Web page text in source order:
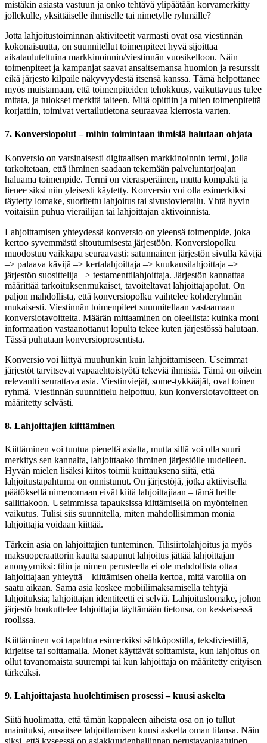
mistäkin asiasta vastuun ja onko tehtävä ylipäätään korvamerkitty
jollekulle, yksittäiselle ihmiselle tai nimetylle ryhmälle?
Jotta lahjoitustoiminnan aktiviteetit varmasti ovat osa viestinnän
kokonaisuutta, on suunnitellut toimenpiteet hyvä sijoittaa
aikataulutettuina markkinoinnin/viestinnän vuosikelloon. Näin
toimenpiteet ja kampanjat saavat ansaitsemansa huomion ja resurssit
eikä järjestö kilpaile näkyvyydestä itsensä kanssa. Tämä helpottanee
myös muistamaan, että toimenpiteiden tehokkuus, vaikuttavuus tulee
mitata, ja tulokset merkitä talteen. Mitä opittiin ja miten toimenpiteitä
korjattiin, toimivat vertailutietona seuraavaa kierrosta varten.
7. Konversiopolut – mihin toimintaan ihmisiä halutaan ohjata
Konversio on varsinaisesti digitaalisen markkinoinnin termi, jolla
tarkoitetaan, että ihminen saadaan tekemään palveluntarjoajan
haluama toimenpide. Termi on vierasperäinen, mutta kompakti ja
lienee siksi niin yleisesti käytetty. Konversio voi olla esimerkiksi
täytetty lomake, suoritettu lahjoitus tai sivustovierailu. Yhtä hyvin
voitaisiin puhua vierailijan tai lahjoittajan aktivoinnista.
Lahjoittamisen yhteydessä konversio on yleensä toimenpide, joka
kertoo syvemmästä sitoutumisesta järjestöön. Konversiopolku
muodostuu vaikkapa seuraavasti: satunnainen järjestön sivulla kävijä
–> palaava kävijä –> kertalahjoittaja –> kuukausilahjoittaja –>
järjestön suosittelija –> testamenttilahjoittaja. Järjestön kannattaa
määrittää tarkoituksenmukaiset, tavoiteltavat lahjoittajapolut. On
paljon mahdollista, että konversiopolku vaihtelee kohderyhmän
mukaisesti. Viestinnän toimenpiteet suunnitellaan vastaamaan
konversiotavoitteita. Määrän mittaaminen on oleellista: kuinka moni
informaation vastaanottanut lopulta tekee kuten järjestössä halutaan.
Tässä puhutaan konversioprosentista.
Konversio voi liittyä muuhunkin kuin lahjoittamiseen. Useimmat
järjestöt tarvitsevat vapaaehtoistyötä tekeviä ihmisiä. Tämä on oikein
relevantti seurattava asia. Viestinviejät, some-tykkääjät, ovat toinen
ryhmä. Viestinnän suunnittelu helpottuu, kun konversiotavoitteet on
määritetty selvästi.
8. Lahjoittajien kiittäminen
Kiittäminen voi tuntua pieneltä asialta, mutta sillä voi olla suuri
merkitys sen kannalta, lahjoittaako ihminen järjestölle uudelleen.
Hyvän mielen lisäksi kiitos toimii kuittauksena siitä, että
lahjoitustapahtuma on onnistunut. On järjestöjä, jotka aktiivisella
päätöksellä nimenomaan eivät kiitä lahjoittajiaan – tämä heille
sallittakoon. Useimmissa tapauksissa kiittämisellä on myönteinen
vaikutus. Tulisi siis suunnitella, miten mahdollisimman monia
lahjoittajia voidaan kiittää.
Tärkein asia on lahjoittajien tunteminen. Tilisiirtolahjoitus ja myös
maksuoperaattorin kautta saapunut lahjoitus jättää lahjoittajan
anonyymiksi: tilin ja nimen perusteella ei ole mahdollista ottaa
lahjoittajaan yhteyttä – kiittämisen ohella kertoa, mitä varoilla on
saatu aikaan. Sama asia koskee mobiilimaksamisella tehtyjä
lahjoituksia; lahjoittajan identiteetti ei selviä. Lahjoituslomake, johon
järjestö houkuttelee lahjoittajia täyttämään tietonsa, on keskeisessä
roolissa.
Kiittäminen voi tapahtua esimerkiksi sähköpostilla, tekstiviestillä,
kirjeitse tai soittamalla. Monet käyttävät soittamista, kun lahjoitus on
ollut tavanomaista suurempi tai kun lahjoittaja on määritetty erityisen
tärkeäksi.
9. Lahjoittajasta huolehtimisen prosessi – kuusi askelta
Siitä huolimatta, että tämän kappaleen aiheista osa on jo tullut
mainituksi, ansaitsee lahjoittamisen kuusi askelta oman tilansa. Näin
siksi, että kyseessä on asiakkuudenhallinnan perustavanlaatuinen